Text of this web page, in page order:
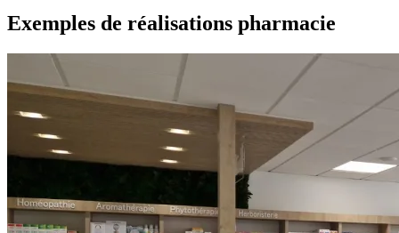
Exemples de réalisations pharmacie